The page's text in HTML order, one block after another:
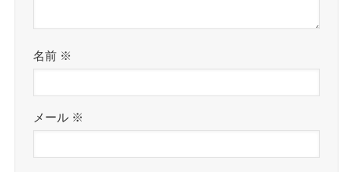
名前 ※
メール ※